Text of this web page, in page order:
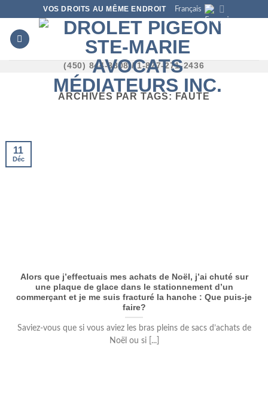
content
VOS DROITS AU MÊME ENDROIT Français
(450) 844-8808 / 1-877-271-2436
ARCHIVES PAR TAGS: FAUTE
Alors que j’effectuais mes achats de Noël, j’ai chuté sur
une plaque de glace dans le stationnement d’un
commerçant et je me suis fracturé la hanche : Que puis-je
faire?
Saviez-vous que si vous aviez les bras pleins de sacs d’achats de
Noël ou si [...]
11
Déc